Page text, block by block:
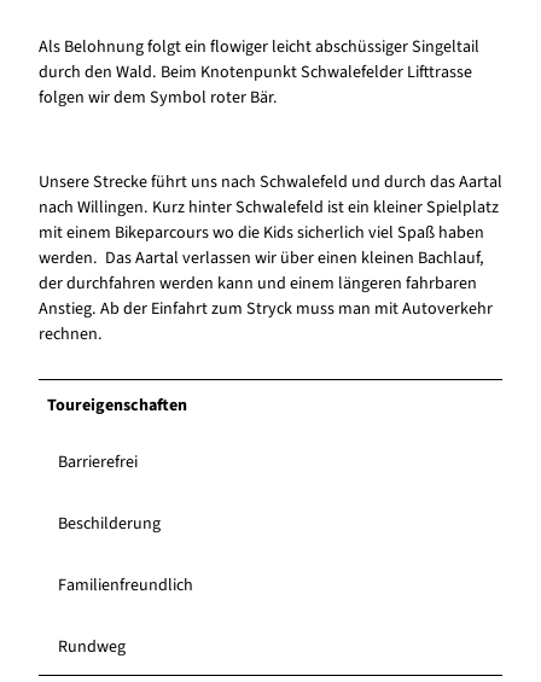
Als Belohnung folgt ein flowiger leicht abschüssiger Singeltail
durch den Wald. Beim Knotenpunkt Schwalefelder Lifttrasse
folgen wir dem Symbol roter Bär.
Unsere Strecke führt uns nach Schwalefeld und durch das Aartal
nach Willingen. Kurz hinter Schwalefeld ist ein kleiner Spielplatz
mit einem Bikeparcours wo die Kids sicherlich viel Spaß haben
werden. Das Aartal verlassen wir über einen kleinen Bachlauf,
der durchfahren werden kann und einem längeren fahrbaren
Anstieg. Ab der Einfahrt zum Stryck muss man mit Autoverkehr
rechnen.
Toureigenschaften
Barrierefrei
Beschilderung
Familienfreundlich
Rundweg